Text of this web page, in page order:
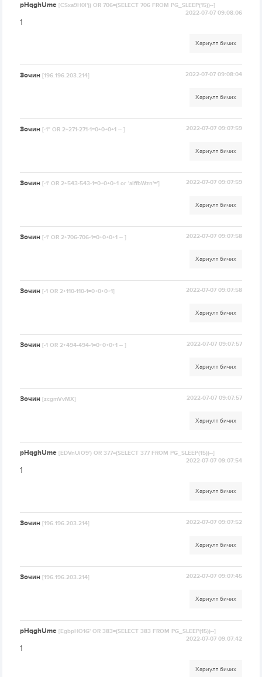
pHqghUme[CSxa9H0l')) OR 706=(SELECT 706 FROM PG_SLEEP(15))--]
2022-07-07 09:08:06
1
Хариулт бичих
Зочин[196.196.203.214] 2022-07-07 09:08:04
Хариулт бичих
Зочин[-1" OR 2+271-271-1=0+0+0+1 -- ] 2022-07-07 09:07:59
Хариулт бичих
Зочин[-1' OR 2+543-543-1=0+0+0+1 or 'aIffbWzn'='] 2022-07-07 09:07:59
Хариулт бичих
Зочин[-1' OR 2+706-706-1=0+0+0+1 -- ] 2022-07-07 09:07:58
Хариулт бичих
Зочин[-1 OR 2+110-110-1=0+0+0+1] 2022-07-07 09:07:58
Хариулт бичих
Зочин[-1 OR 2+494-494-1=0+0+0+1 -- ] 2022-07-07 09:07:57
Хариулт бичих
Зочин[zcgmVvMX] 2022-07-07 09:07:57
Хариулт бичих
pHqghUme[EDVnUiO9') OR 377=(SELECT 377 FROM PG_SLEEP(15))--]
2022-07-07 09:07:54
1
Хариулт бичих
Зочин[196.196.203.214] 2022-07-07 09:07:52
Хариулт бичих
Зочин[196.196.203.214] 2022-07-07 09:07:45
Хариулт бичих
pHqghUme[EgbpHO1G' OR 383=(SELECT 383 FROM PG_SLEEP(15))--]
2022-07-07 09:07:42
1
Хариулт бичих